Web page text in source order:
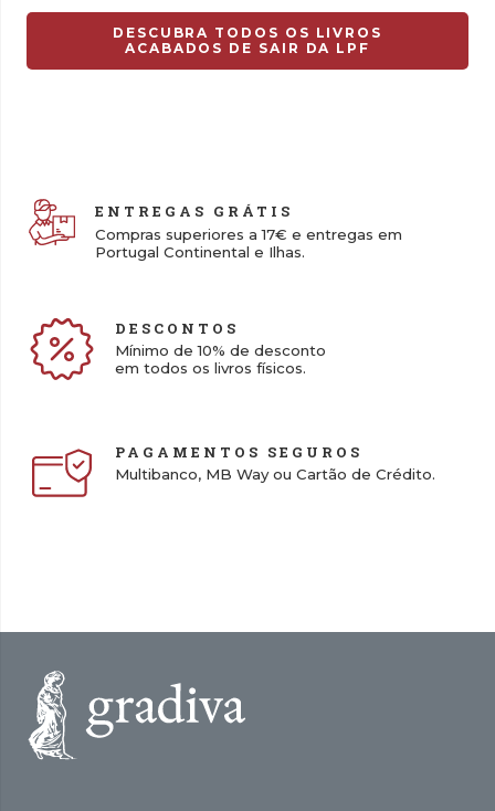
DESCUBRA TODOS OS LIVROS
ACABADOS DE SAIR DA LPF
ENTREGAS GRÁTIS
Compras superiores a 17€ e entregas em
Portugal Continental e Ilhas.
DESCONTOS
Mínimo de 10% de desconto
em todos os livros físicos.
PAGAMENTOS SEGUROS
Multibanco, MB Way ou Cartão de Crédito.